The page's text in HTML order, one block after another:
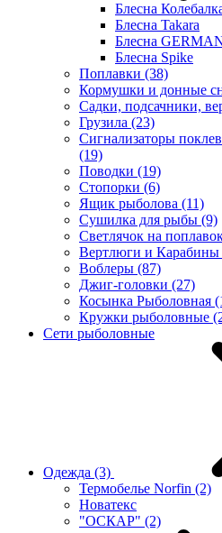
Блесна
Блесна Takara
Блесна
Блесна Spike
Поплавки (38)
Кормушки и донные
Садки, подсачники,
Грузила (23)
Сигнализаторы
(19)
Поводки (19)
Стопорки (6)
Ящик рыболова (11)
Сушилка для рыбы (9)
Светлячок на
Вертлюги и Карабины
Воблеры (87)
Джиг-головки (27)
Косынка Рыболовная
Кружки рыболовные
Сети рыболовные
Одежда (3)
Термобелье Norfin (2)
Новатекс
"ОСКАР" (2)